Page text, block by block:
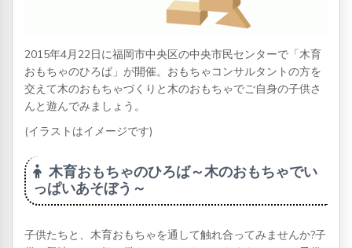
2015年4月22日に福岡市中央区の中央市民センターで「木育
おもちゃのひろば」が開催。おもちゃコンサルタントの方を
交えて木のおもちゃづくりと木のおもちゃでご自身の子供さ
んと遊んでみましょう。
(イラストはイメージです)
木育おもちゃのひろば～木のおもちゃでい
っぱいあそぼう～
子供たちと、木育おもちゃを通して触れ合ってみませんか?子